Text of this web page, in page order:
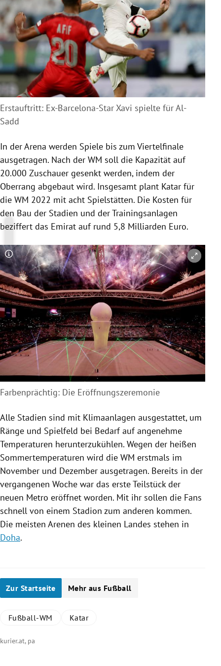
Erstauftritt: Ex-Barcelona-Star Xavi spielte für Al-
Sadd
In der Arena werden Spiele bis zum Viertelfinale
ausgetragen. Nach der WM soll die Kapazität auf
20.000 Zuschauer gesenkt werden, indem der
Oberrang abgebaut wird. Insgesamt plant Katar für
die WM 2022 mit acht Spielstätten. Die Kosten für
den Bau der Stadien und der Trainingsanlagen
beziffert das Emirat auf rund 5,8 Milliarden Euro.
Copyright-Hinweis öffnen/schließen
Farbenprächtig: Die Eröffnungszeremonie
Alle Stadien sind mit Klimaanlagen ausgestattet, um
Ränge und Spielfeld bei Bedarf auf angenehme
Temperaturen herunterzukühlen. Wegen der heißen
Sommertemperaturen wird die WM erstmals im
November und Dezember ausgetragen. Bereits in der
vergangenen Woche war das erste Teilstück der
neuen Metro eröffnet worden. Mit ihr sollen die Fans
schnell von einem Stadion zum anderen kommen.
Die meisten Arenen des kleinen Landes stehen in
Doha.
Zur Startseite Mehr aus Fußball
Fußball-WM Katar
kurier.at, pa